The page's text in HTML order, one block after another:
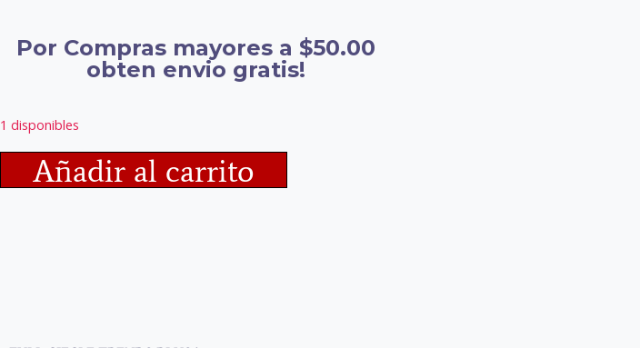
Por Compras mayores a $50.00
obten envio gratis!
1 disponibles
Añadir al carrito